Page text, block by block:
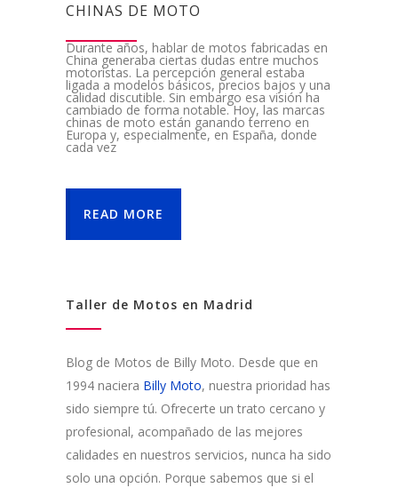
CHINAS DE MOTO
Durante años, hablar de motos fabricadas en
China generaba ciertas dudas entre muchos
motoristas. La percepción general estaba
ligada a modelos básicos, precios bajos y una
calidad discutible. Sin embargo esa visión ha
cambiado de forma notable. Hoy, las marcas
chinas de moto están ganando terreno en
Europa y, especialmente, en España, donde
cada vez
READ MORE
Taller de Motos en Madrid
Blog de Motos de Billy Moto. Desde que en
1994 naciera Billy Moto, nuestra prioridad has
sido siempre tú. Ofrecerte un trato cercano y
profesional, acompañado de las mejores
calidades en nuestros servicios, nunca ha sido
solo una opción. Porque sabemos que si el